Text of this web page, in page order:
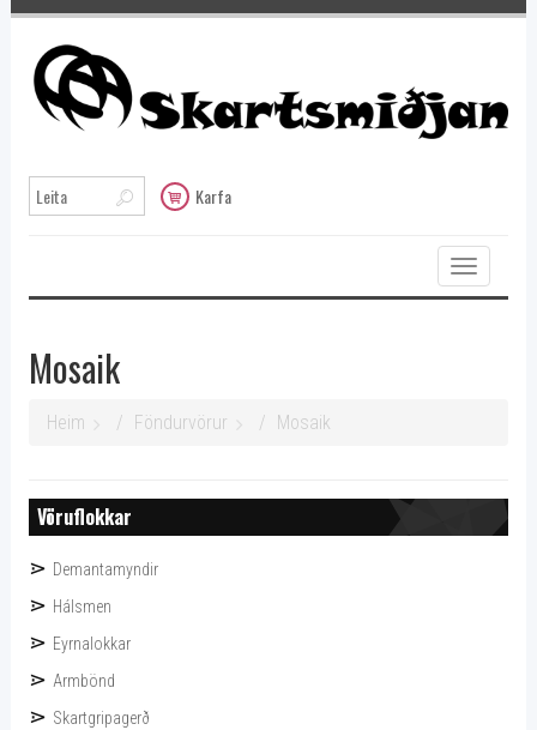
Karfa
Toggle
navigation
Mosaik
Heim Föndurvörur Mosaik
Vöruflokkar
Demantamyndir
Hálsmen
Eyrnalokkar
Armbönd
Skartgripagerð